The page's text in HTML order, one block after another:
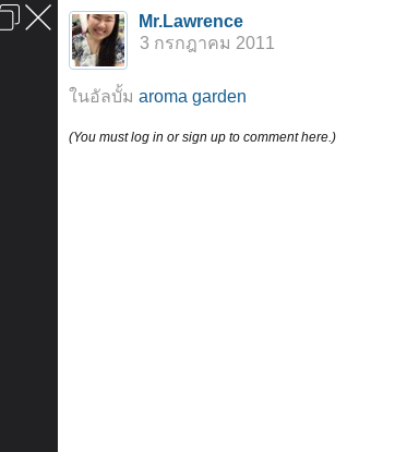
เข้าสู่ระบบหรือลงทะเบียน
ลงโฆษณา ติดต่อเรา ช่วยเหลือ หน้าหลัก
Mr.Lawrence
3 กรกฎาคม 2011
ในอัลบั้ม aroma garden
(You must log in or sign up to comment here.)